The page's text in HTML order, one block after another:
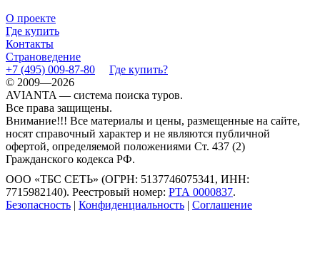
О проекте
Где купить
Контакты
Страноведение
+7 (495) 009-87-80
Где купить?
© 2009—2026
AVIANTA — система поиска туров.
Все права защищены.
Внимание!!! Все материалы и цены, размещенные на сайте,
носят справочный характер и не являются публичной
офертой, определяемой положениями Ст. 437 (2)
Гражданского кодекса РФ.
ООО «ТБС СЕТЬ» (ОГРН: 5137746075341, ИНН:
7715982140). Реестровый номер: РТА 0000837.
Безопасность | Конфиденциальность | Соглашение